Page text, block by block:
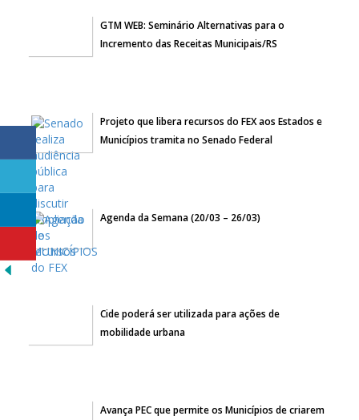
GTM WEB: Seminário Alternativas para o
Incremento das Receitas Municipais/RS
Projeto que libera recursos do FEX aos Estados e
Municípios tramita no Senado Federal
Agenda da Semana (20/03 – 26/03)
Cide poderá ser utilizada para ações de
mobilidade urbana
Avança PEC que permite os Municípios de criarem